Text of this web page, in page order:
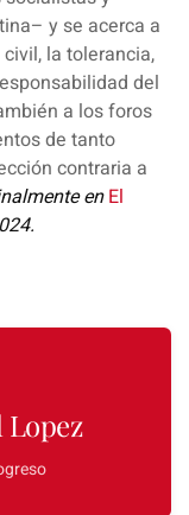
y se acerca a
la tolerancia,
del
a los foros
de tanto
contraria a
enEl